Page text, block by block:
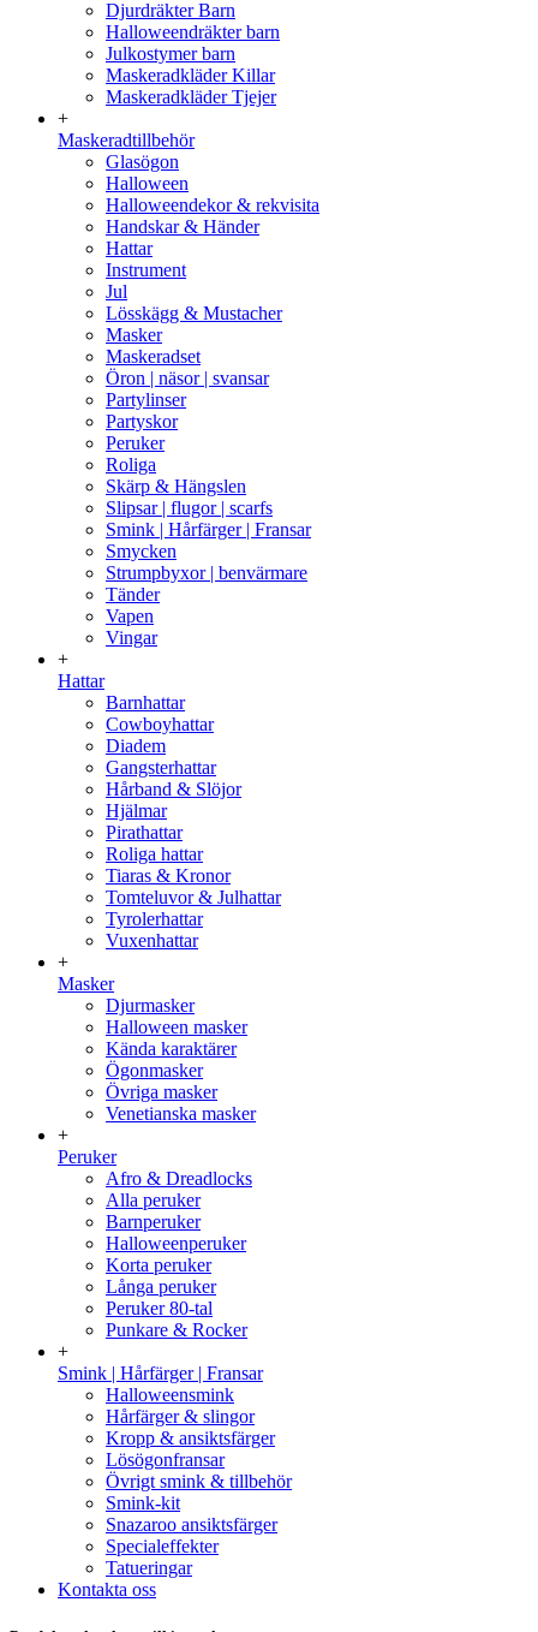
Djurdräkter Barn
Halloweendräkter barn
Julkostymer barn
Maskeradkläder Killar
Maskeradkläder Tjejer
+
Maskeradtillbehör
Glasögon
Halloween
Halloweendekor & rekvisita
Handskar & Händer
Hattar
Instrument
Jul
Lösskägg & Mustacher
Masker
Maskeradset
Öron | näsor | svansar
Partylinser
Partyskor
Peruker
Roliga
Skärp & Hängslen
Slipsar | flugor | scarfs
Smink | Hårfärger | Fransar
Smycken
Strumpbyxor | benvärmare
Tänder
Vapen
Vingar
+
Hattar
Barnhattar
Cowboyhattar
Diadem
Gangsterhattar
Hårband & Slöjor
Hjälmar
Pirathattar
Roliga hattar
Tiaras & Kronor
Tomteluvor & Julhattar
Tyrolerhattar
Vuxenhattar
+
Masker
Djurmasker
Halloween masker
Kända karaktärer
Ögonmasker
Övriga masker
Venetianska masker
+
Peruker
Afro & Dreadlocks
Alla peruker
Barnperuker
Halloweenperuker
Korta peruker
Långa peruker
Peruker 80-tal
Punkare & Rocker
+
Smink | Hårfärger | Fransar
Halloweensmink
Hårfärger & slingor
Kropp & ansiktsfärger
Lösögonfransar
Övrigt smink & tillbehör
Smink-kit
Snazaroo ansiktsfärger
Specialeffekter
Tatueringar
Kontakta oss